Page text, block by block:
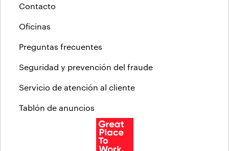
Contacto
Oficinas
Preguntas frecuentes
Seguridad y prevención del fraude
Servicio de atención al cliente
Tablón de anuncios